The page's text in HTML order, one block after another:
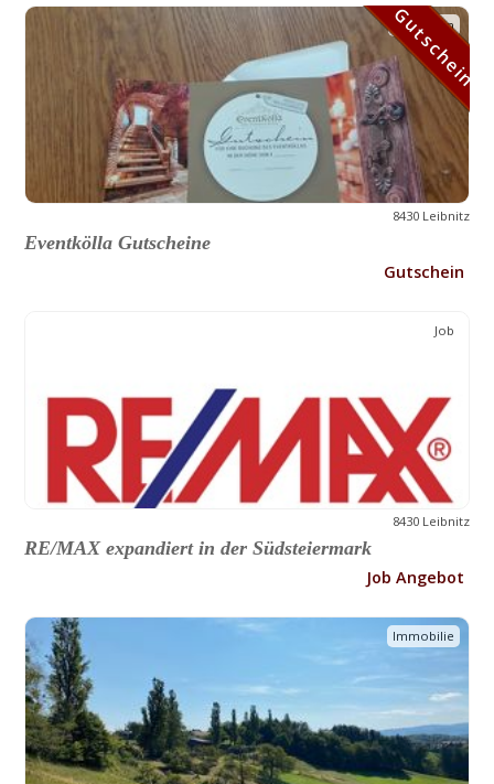
Gutschein
8430 Leibnitz
Eventkölla Gutscheine
Gutschein
Gutschein
Job
8430 Leibnitz
RE/MAX expandiert in der Südsteiermark
Job Angebot
Immobilie